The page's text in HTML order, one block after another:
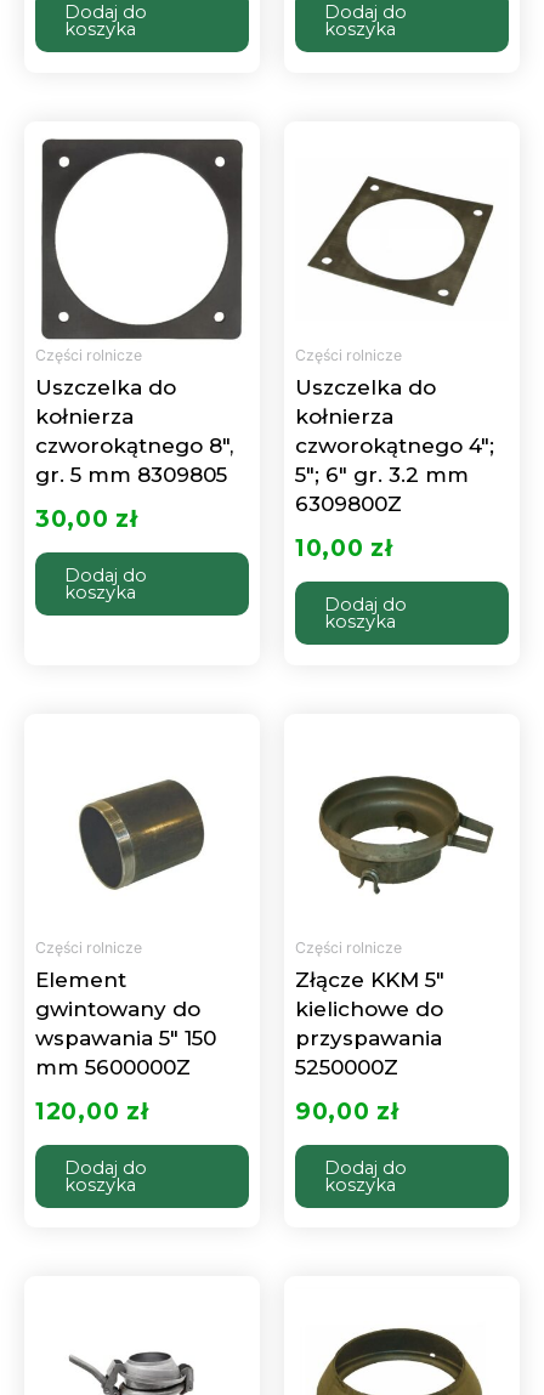
Dodaj do
koszyka
Dodaj do
koszyka
Części rolnicze
Uszczelka do
kołnierza
czworokątnego 8″,
gr. 5 mm 8309805
30,00 zł
Dodaj do
koszyka
Części rolnicze
Uszczelka do
kołnierza
czworokątnego 4″;
5″; 6″ gr. 3.2 mm
6309800Z
10,00 zł
Dodaj do
koszyka
Części rolnicze
Element
gwintowany do
wspawania 5″ 150
mm 5600000Z
120,00 zł
Dodaj do
koszyka
Części rolnicze
Złącze KKM 5″
kielichowe do
przyspawania
5250000Z
90,00 zł
Dodaj do
koszyka